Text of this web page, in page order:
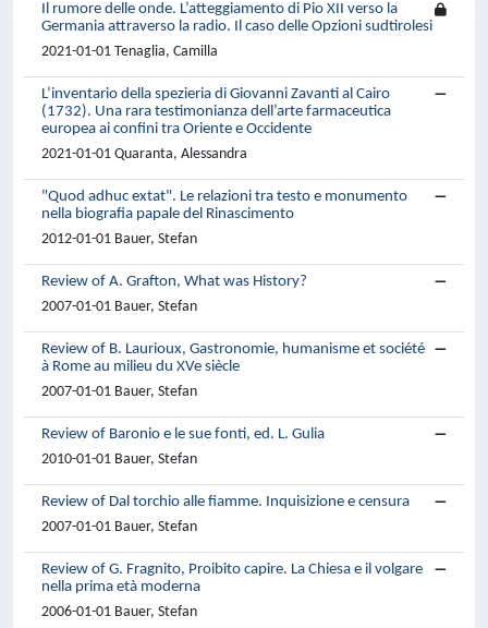
Il rumore delle onde. L’atteggiamento di Pio XII verso la
Germania attraverso la radio. Il caso delle Opzioni sudtirolesi
2021-01-01 Tenaglia, Camilla
L’inventario della spezieria di Giovanni Zavanti al Cairo
(1732). Una rara testimonianza dell’arte farmaceutica
europea ai confini tra Oriente e Occidente
2021-01-01 Quaranta, Alessandra
"Quod adhuc extat". Le relazioni tra testo e monumento
nella biografia papale del Rinascimento
2012-01-01 Bauer, Stefan
Review of A. Grafton, What was History?
2007-01-01 Bauer, Stefan
Review of B. Laurioux, Gastronomie, humanisme et société
à Rome au milieu du XVe siècle
2007-01-01 Bauer, Stefan
Review of Baronio e le sue fonti, ed. L. Gulia
2010-01-01 Bauer, Stefan
Review of Dal torchio alle fiamme. Inquisizione e censura
2007-01-01 Bauer, Stefan
Review of G. Fragnito, Proibito capire. La Chiesa e il volgare
nella prima età moderna
2006-01-01 Bauer, Stefan